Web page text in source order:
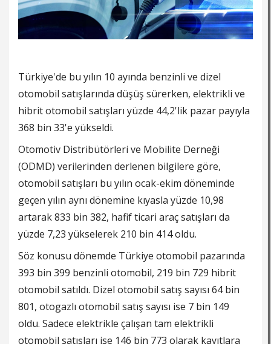
Türkiye'de bu yılın 10 ayında benzinli ve dizel
otomobil satışlarında düşüş sürerken, elektrikli ve
hibrit otomobil satışları yüzde 44,2'lik pazar payıyla
368 bin 33'e yükseldi.
Otomotiv Distribütörleri ve Mobilite Derneği
(ODMD) verilerinden derlenen bilgilere göre,
otomobil satışları bu yılın ocak-ekim döneminde
geçen yılın aynı dönemine kıyasla yüzde 10,98
artarak 833 bin 382, hafif ticari araç satışları da
yüzde 7,23 yükselerek 210 bin 414 oldu.
Söz konusu dönemde Türkiye otomobil pazarında
393 bin 399 benzinli otomobil, 219 bin 729 hibrit
otomobil satıldı. Dizel otomobil satış sayısı 64 bin
801, otogazlı otomobil satış sayısı ise 7 bin 149
oldu. Sadece elektrikle çalışan tam elektrikli
otomobil satışları ise 146 bin 773 olarak kayıtlara